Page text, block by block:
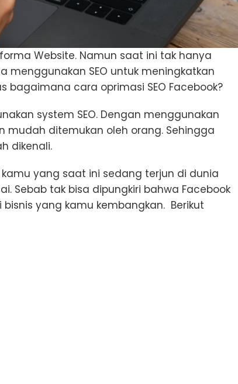
Website. Namun saat ini tak hanya
menggunakan SEO untuk meningkatkan
bagaimana cara oprimasi SEO Facebook?
system SEO. Dengan menggunakan
mudah ditemukan oleh orang. Sehingga
dikenali.
kamu yang saat ini sedang terjun di dunia
Sebab tak bisa dipungkiri bahwa Facebook
yang kamu kembangkan. Berikut